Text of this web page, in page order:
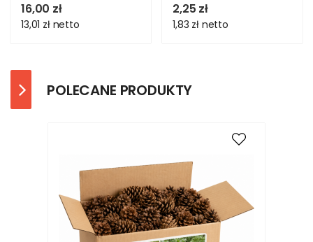
16,00 zł
13,01 zł netto
2,25 zł
1,83 zł netto
POLECANE PRODUKTY